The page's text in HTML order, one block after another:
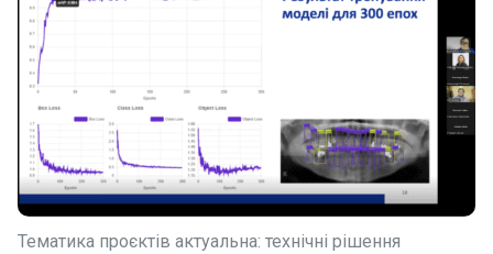
Тематика проєктів актуальна: технічні рішення